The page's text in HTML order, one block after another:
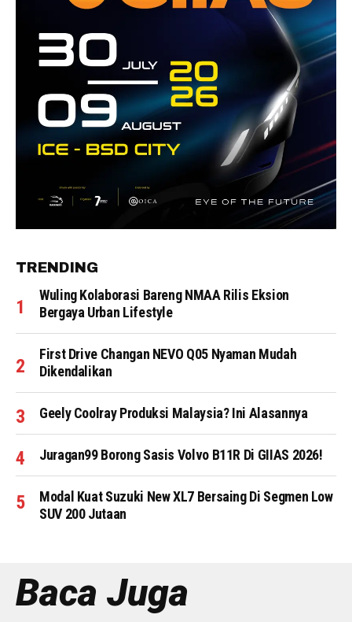
TRENDING
Wuling Kolaborasi Bareng NMAA Rilis Eksion
Bergaya Urban Lifestyle
First Drive Changan NEVO Q05 Nyaman Mudah
Dikendalikan
Geely Coolray Produksi Malaysia? Ini Alasannya
Juragan99 Borong Sasis Volvo B11R Di GIIAS 2026!
Modal Kuat Suzuki New XL7 Bersaing Di Segmen Low
SUV 200 Jutaan
Baca Juga